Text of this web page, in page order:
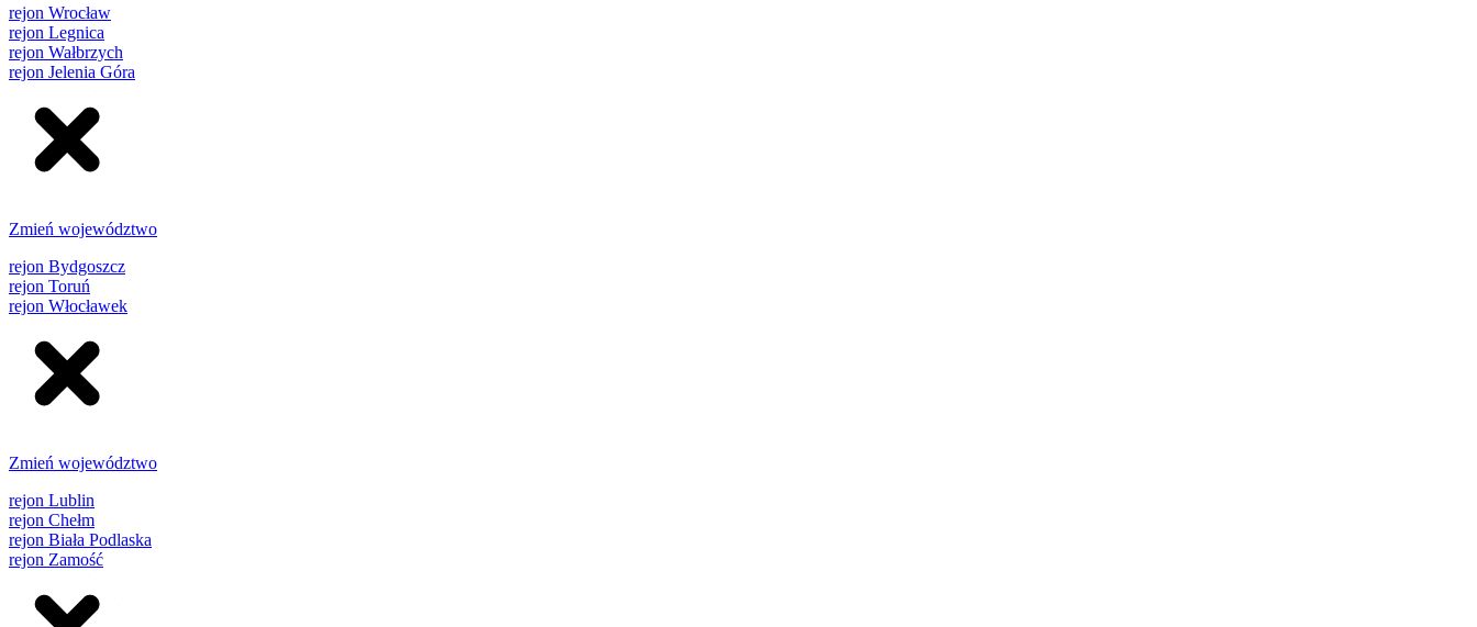
rejon Wrocław
rejon Legnica
rejon Wałbrzych
rejon Jelenia Góra
Zmień województwo
rejon Bydgoszcz
rejon Toruń
rejon Włocławek
Zmień województwo
rejon Lublin
rejon Chełm
rejon Biała Podlaska
rejon Zamość